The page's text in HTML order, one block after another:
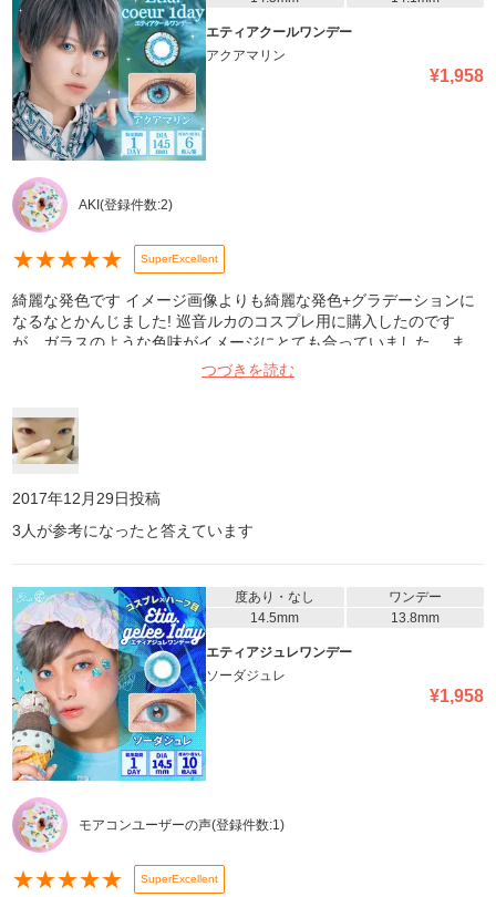
エティアクールワンデー
アクアマリン
¥1,958
AKI (登録件数:2)
★★★★★ SuperExcellent
綺麗な発色です イメージ画像よりも綺麗な発色+グラデーションに
なるなとかんじました! 巡音ルカのコスプレ用に購入したのです
が、ガラスのような色味がイメージにとても合っていました。 ま
た、初めてのカラコンだったため痛みやトラブルなど不安だったの
ですが、何も問題なくイベントを楽しめました。 発送、対応も迅速
つづきを読む
2017年12月29日投稿
3 人が参考になったと答えています
度あり・なし
ワンデー
14.5mm
13.8mm
エティアジュレワンデー
ソーダジュレ
¥1,958
モアコンユーザーの声(登録件数:1)
★★★★★ SuperExcellent